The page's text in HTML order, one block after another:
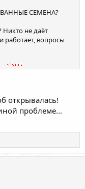
СЕМЕНА?
Никто не даёт
работает, вопросы
вообще?
открывалась!
проблеме...